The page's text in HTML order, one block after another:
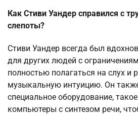
Как Стиви Уандер справился с
слепоты?
Стиви Уандер всегда был
для других людей с
полностью полагаться на слух и
музыкальную интуицию. Он
специальное оборудование,
компьютеры с синтезом речи,